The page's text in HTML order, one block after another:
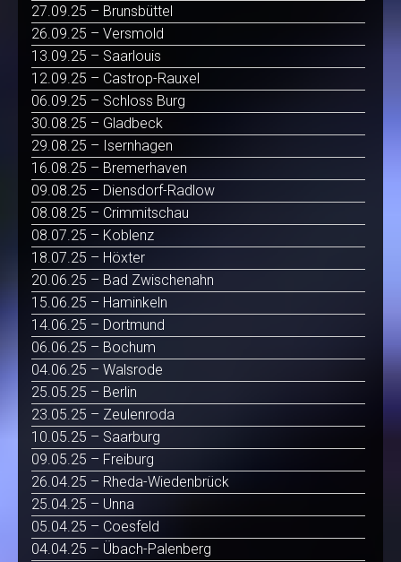
27.09.25 – Brunsbüttel
26.09.25 – Versmold
13.09.25 – Saarlouis
12.09.25 – Castrop-Rauxel
06.09.25 – Schloss Burg
30.08.25 – Gladbeck
29.08.25 – Isernhagen
16.08.25 – Bremerhaven
09.08.25 – Diensdorf-Radlow
08.08.25 – Crimmitschau
08.07.25 – Koblenz
18.07.25 – Höxter
20.06.25 – Bad Zwischenahn
15.06.25 – Haminkeln
14.06.25 – Dortmund
06.06.25 – Bochum
04.06.25 – Walsrode
25.05.25 – Berlin
23.05.25 – Zeulenroda
10.05.25 – Saarburg
09.05.25 – Freiburg
26.04.25 – Rheda-Wiedenbrück
25.04.25 – Unna
05.04.25 – Coesfeld
04.04.25 – Übach-Palenberg